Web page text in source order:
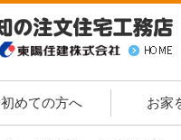
初めての方へ お家